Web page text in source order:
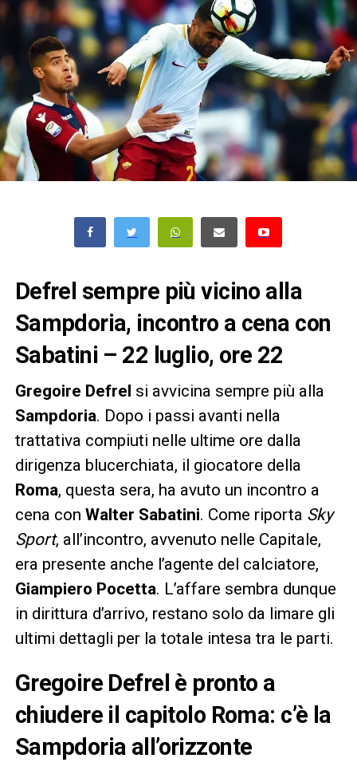
Defrel sempre più vicino alla
Sampdoria, incontro a cena con
Sabatini – 22 luglio, ore 22
Gregoire Defrel si avvicina sempre più alla
Sampdoria. Dopo i passi avanti nella
trattativa compiuti nelle ultime ore dalla
dirigenza blucerchiata, il giocatore della
Roma, questa sera, ha avuto un incontro a
cena con Walter Sabatini. Come riporta Sky
Sport, all’incontro, avvenuto nelle Capitale,
era presente anche l’agente del calciatore,
Giampiero Pocetta. L’affare sembra dunque
in dirittura d’arrivo, restano solo da limare gli
ultimi dettagli per la totale intesa tra le parti.
Gregoire Defrel è pronto a
chiudere il capitolo Roma: c’è la
Sampdoria all’orizzonte